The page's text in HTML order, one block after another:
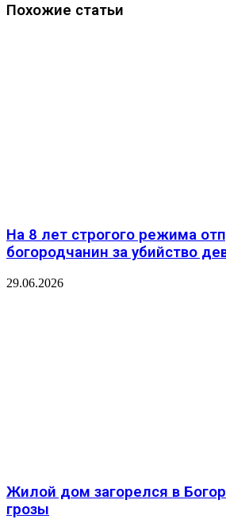
Похожие статьи
На 8 лет строгого режима
богородчанин за убийство
29.06.2026
Жилой дом загорелся в
грозы